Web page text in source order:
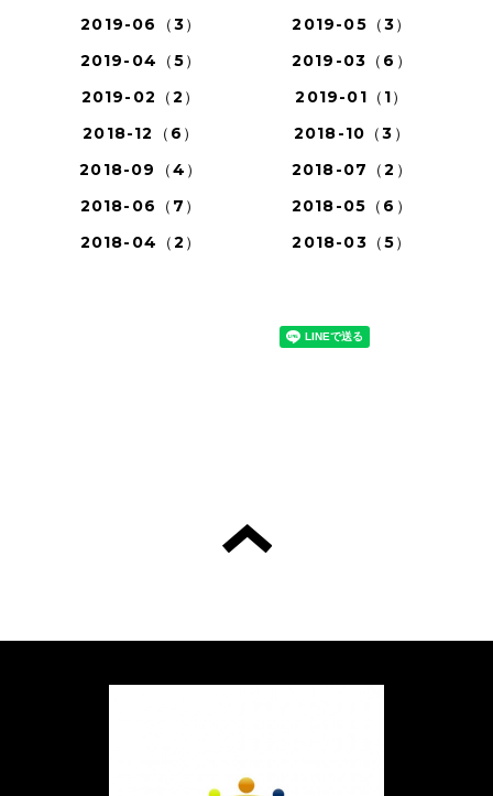
2019-06（3）
2019-05（3）
2019-04（5）
2019-03（6）
2019-02（2）
2019-01（1）
2018-12（6）
2018-10（3）
2018-09（4）
2018-07（2）
2018-06（7）
2018-05（6）
2018-04（2）
2018-03（5）